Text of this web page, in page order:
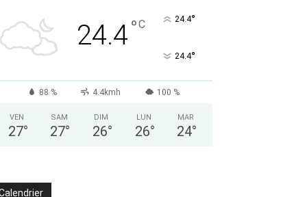
24.4°C 24.4°
24.4°
88 % 4.4kmh 100 %
VEN
27°
SAM
27°
DIM
26°
LUN
26°
MAR
24°